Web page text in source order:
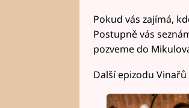
Pokud vás zajímá,
Postupně vás
pozveme do
Další epizodu